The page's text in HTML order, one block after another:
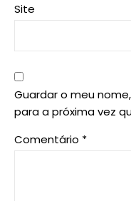
Site
Guardar o meu
para a próxima vez
Comentário *